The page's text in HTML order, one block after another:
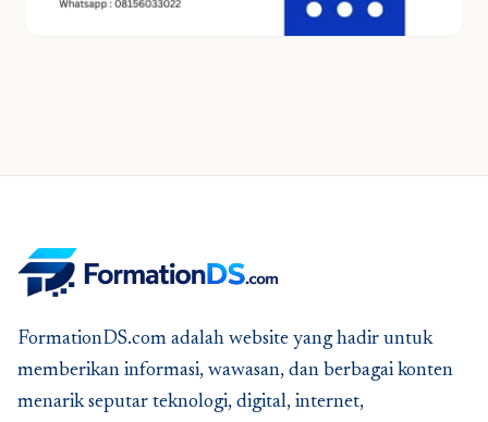
FormationDS.com adalah website yang hadir untuk
memberikan informasi, wawasan, dan berbagai konten
menarik seputar teknologi, digital, internet,